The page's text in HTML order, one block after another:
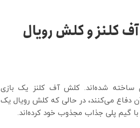
کلنز و کلش رویال
ساخته شده‌اند. کلش آف کلنز یک بازی
دفاع می‌کنند، در حالی که کلش رویال یک
با گیم پلی جذاب مجذوب خود کرده‌اند.